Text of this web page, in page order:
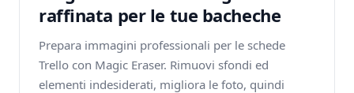
raffinata per le tue bacheche
Prepara immagini professionali per le schede
Trello con Magic Eraser. Rimuovi sfondi ed
elementi indesiderati, migliora le foto, quindi